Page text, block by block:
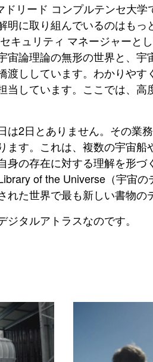
リード コンプルテンセ大学
明に取り組んでいるのはも
キュリティ マネージャー
論理論の無形の世界と、
渡ししています。わかりや
当しています。ここでは、
は2日とありません。その
す。これは、複数の宇宙
の存在に対する理解を形づ
of the Universe（宇宙
た世界で最も新しい書物の
タルアトラスなのです。